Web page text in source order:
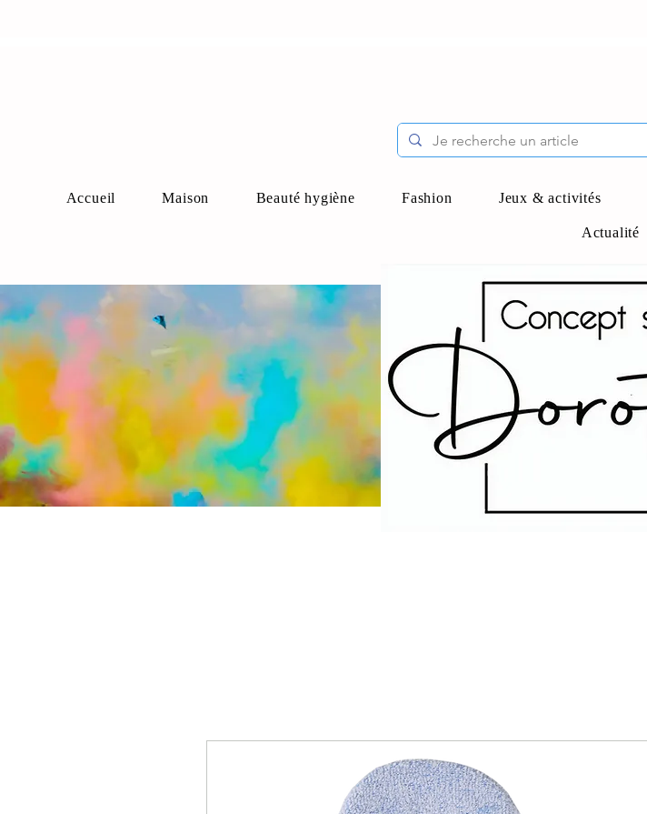
Accueil Maison Beauté hygiène Fashion Jeux & activités
Actualité